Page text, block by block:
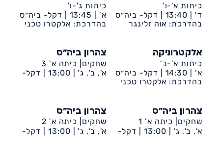
כיתות א'-ו'
ד' | 13:40 |
דקל- ביה״ס
שחקים
בהדרכת: אוה זלינגר
כיתות ג'-ו'
א' |
13:45 |
דקל- ביה״ס
שחקים
בהדרכת: אלקטרו טכני
אלקטרוניקה
כיתות א'-ב'
א' | 14:30 |
דקל- ביה״ס
שחקים
בהדרכת: אלקטרו טכני
צהרון ביה״ס
שחקים| כיתה א' 3
א', ב', ג' | 13:00 |
דקל-
צהרון ביה״ס
שחקים| כיתה א' 1
א', ב', ג' | 13:00 |
דקל-
צהרון ביה״ס
שחקים| כיתה א' 2
א', ב', ג' | 13:00 |
דקל-